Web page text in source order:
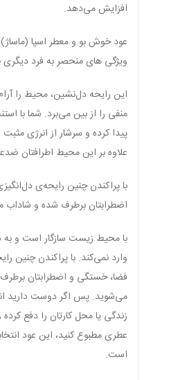
افزایش می‌دهد.
ویژگی های منحصر به فرد دیگری
این رایحه دل‌نشین، محیط را
منفی را از بین می‌برد. شما با
پیدا کرده و سرشار از انرژی
علاوه بر این محیط اطرافتان
با پراکندن چنین رایحه‌ی
اضطرابتان برطرف شده و
با محیط زیست سازگار است و به
وارد نمی‌کند. با پراکندن چنین
فضا، خستگی و اضطرابتان
می‌شوید. پس اگر دوست دارید
زندگی یا محل کارتان را دفع
عطری مطبوع کنید، این عود
است.